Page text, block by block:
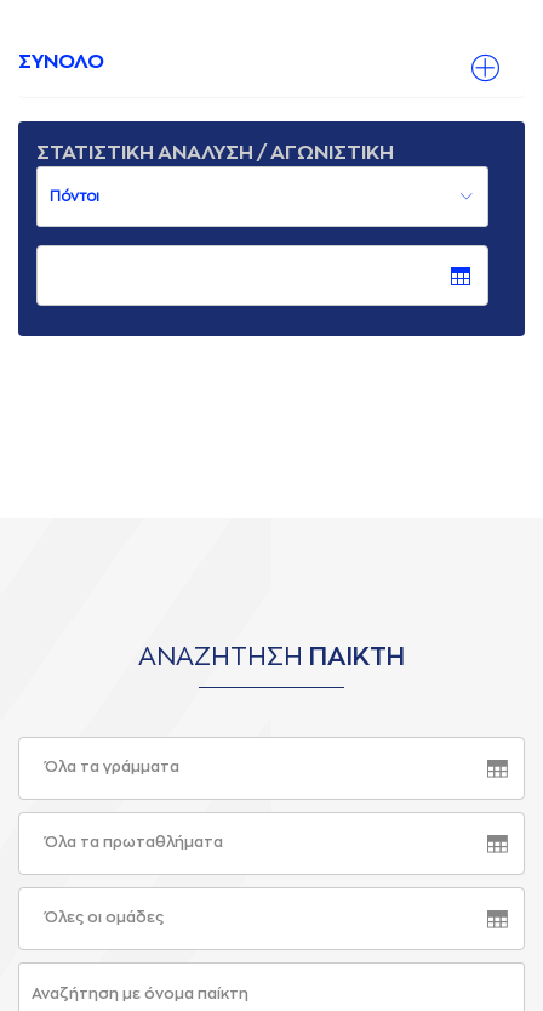
ΣΥΝΟΛΟ
ΣΤΑΤΙΣΤΙΚΗ ΑΝΑΛΥΣΗ / ΑΓΩΝΙΣΤΙΚΗ
ΑΝΑΖΗΤΗΣΗ ΠΑΙΚΤΗ
Όλα τα γράμματα
Όλα τα πρωταθλήματα
Όλες οι ομάδες